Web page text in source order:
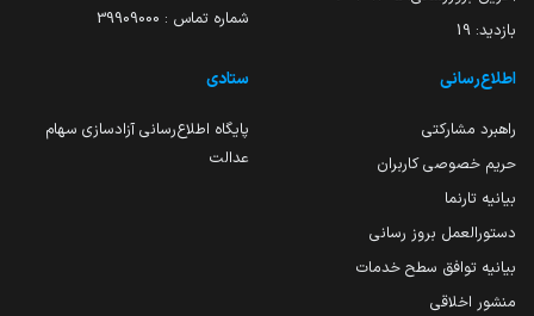
بازدید: 19
شماره تماس : 39909000
اطلاع‌رسانی
راهبرد مشارکتی
حریم خصوصی کاربران
بیانیه تارنما
دستورالعمل بروز رسانی
بیانیه توافق سطح خدمات
منشور اخلاقی
ستادی
پایگاه اطلاع‌رسانی آزادسازی سهام
عدالت